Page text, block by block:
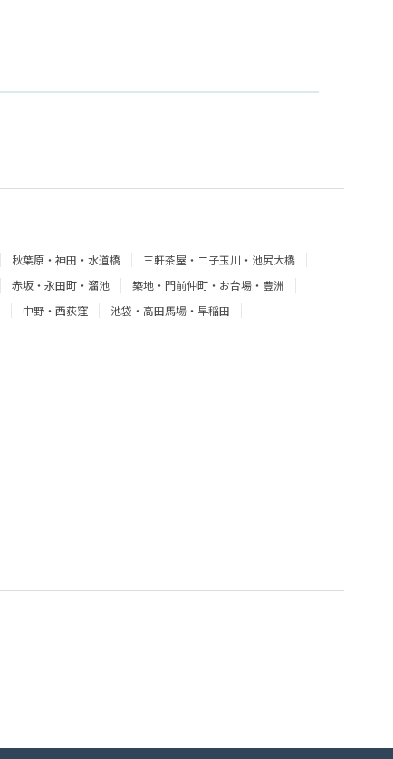
秋葉原・神田・水道橋
三軒茶屋・二子玉川・池尻大橋
赤坂・永田町・溜池
築地・門前仲町・お台場・豊洲
中野・西荻窪
池袋・高田馬場・早稲田